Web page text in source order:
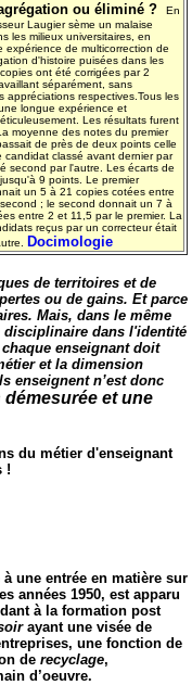
ou éliminé ?
En
Laugier sème un malaise
les milieux universitaires, en
expérience de multicorrection de
d'histoire puisées dans les
ont été corrigées par 2
séparément, sans
appréciations respectives.Tous les
longue expérience et
Les résultats furent
moyenne des notes du premier
de près de deux points celle
candidat classé avant dernier par
second par l'autre. Les écarts de
9 points. Le premier
un 5 à 21 copies cotées entre
; le second donnait un 7 à
entre 2 et 11,5 par le premier. La
reçus par un correcteur était
Docimologie
de territoires et de
ou de gains. Et parce
Mais, dans le même
disciplinaire dans l'identité
enseignant doit
et la dimension
enseignent n’est donc
et une
du métier d'enseignant
!
une entrée en matière sur
années 1950, est apparu
à la formation post
ayant une visée de
une fonction de
de recyclage,
d’oeuvre.